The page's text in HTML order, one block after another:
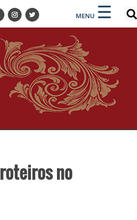
MENU ☰
no